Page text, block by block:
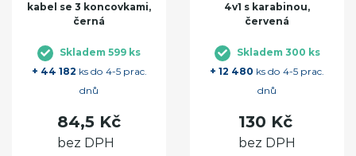
kabel se 3 koncovkami,
černá
Skladem 599 ks
+ 44 182 ks do 4-5 prac.
dnů
84,5 Kč
bez DPH
4v1 s karabinou,
červená
Skladem 300 ks
+ 12 480 ks do 4-5 prac.
dnů
130 Kč
bez DPH